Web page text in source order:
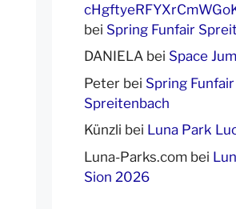
bei Spring Funfair
DANIELA bei Space
Peter bei Spring Funfair
Spreitenbach
Künzli bei Luna Park
Luna-Parks.com bei
Sion 2026